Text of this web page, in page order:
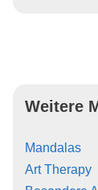
Weitere
Mandalas
Art Therapy